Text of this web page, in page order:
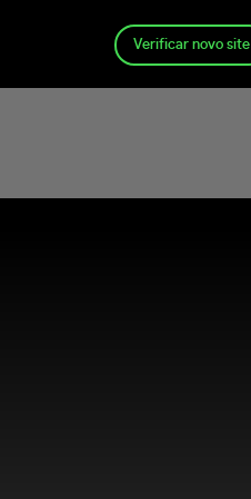
Verificar novo site